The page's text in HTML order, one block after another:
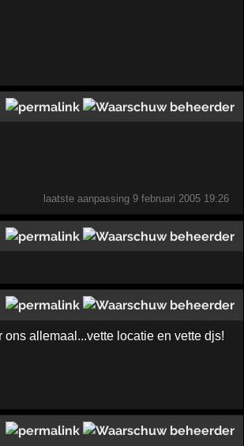
laatste aanpassing 9 februari 2005 19:26
allemaal...vette locatie en vette djs!